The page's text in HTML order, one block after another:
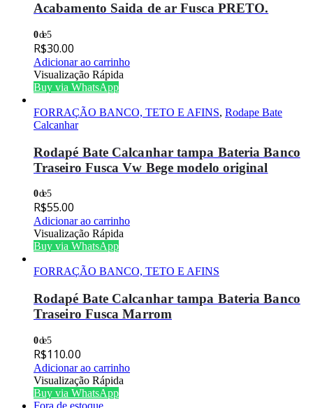
Acabamento Saida de ar Fusca PRETO.
0de 5
R$30.00
Adicionar ao carrinho
Visualização Rápida
Buy via WhatsApp
FORRAÇÃO BANCO, TETO E AFINS, Rodape Bate
Calcanhar
Rodapé Bate Calcanhar tampa Bateria Banco
Traseiro Fusca Vw Bege modelo original
0de 5
R$55.00
Adicionar ao carrinho
Visualização Rápida
Buy via WhatsApp
FORRAÇÃO BANCO, TETO E AFINS
Rodapé Bate Calcanhar tampa Bateria Banco
Traseiro Fusca Marrom
0de 5
R$110.00
Adicionar ao carrinho
Visualização Rápida
Buy via WhatsApp
Fora de estoque